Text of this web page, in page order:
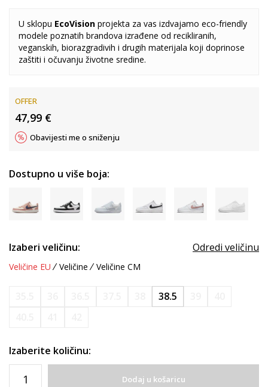
U sklopu EcoVision projekta za vas izdvajamo eco-friendly
modele poznatih brandova izrađene od recikliranih,
veganskih, biorazgradivih i drugih materijala koji doprinose
zaštiti i očuvanju životne sredine.
OFFER
47,99 €
Obavijesti me o sniženju
Dostupno u više boja:
Izaberi veličinu: Odredi veličinu
Veličine EU Veličine Veličine CM
38.5
Izaberite količinu:
Dodaj u košaricu